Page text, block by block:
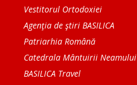
Vestitorul Ortodoxiei
Agenţia de ştiri BASILICA
Patriarhia Română
Catedrala Mântuirii Neamului
BASILICA Travel